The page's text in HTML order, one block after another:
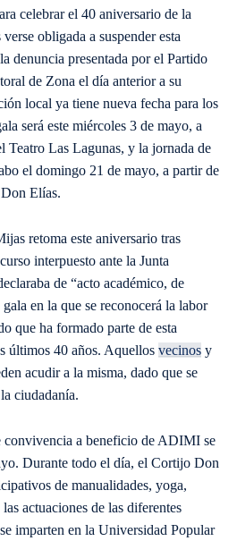
celebrar el 40 aniversario de la
obligada a suspender esta
denuncia presentada por el Partido
de Zona el día anterior a su
local ya tiene nueva fecha para los
será este miércoles 3 de mayo, a
Teatro Las Lagunas, y la jornada de
el domingo 21 de mayo, a partir de
Elías.
retoma este aniversario tras
interpuesto ante la Junta
de “acto académico, de
en la que se reconocerá la labor
que ha formado parte de esta
últimos 40 años. Aquellos vecinos y
acudir a la misma, dado que se
ciudadanía.
convivencia a beneficio de ADIMI se
Durante todo el día, el Cortijo Don
de manualidades, yoga,
actuaciones de las diferentes
imparten en la Universidad Popular